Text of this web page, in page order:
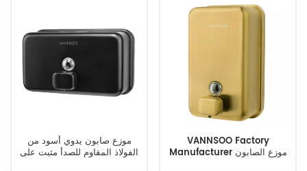
موزع صابون يدوي أسود من
الفولاذ المقاوم للصدأ مثبت على
VANNSOO Factory
Manufacturer موزع الصابون